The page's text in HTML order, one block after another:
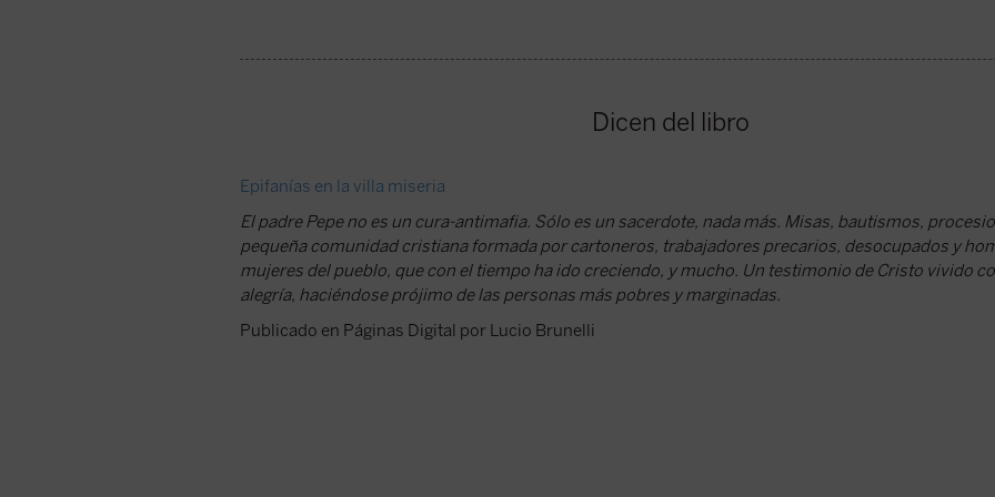
Dicen del libro
Epifanías en la villa miseria
El padre Pepe no es un cura-antimafia. Sólo es un sacerdote, nada más. Misas, bautismos,
pequeña comunidad cristiana formada por cartoneros, trabajadores precarios, desocupados y
mujeres del pueblo, que con el tiempo ha ido creciendo, y mucho. Un testimonio de Cristo vivido
alegría, haciéndose prójimo de las personas más pobres y marginadas.
Publicado en Páginas Digital por Lucio Brunelli